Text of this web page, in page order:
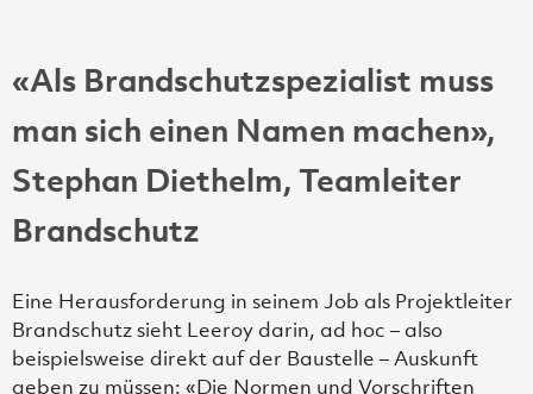
«Als Brandschutzspezialist muss
man sich einen Namen machen»,
Stephan Diethelm, Teamleiter
Brandschutz
Eine Herausforderung in seinem Job als Projektleiter
Brandschutz sieht Leeroy darin, ad hoc – also
beispielsweise direkt auf der Baustelle – Auskunft
geben zu müssen: «Die Normen und Vorschriften